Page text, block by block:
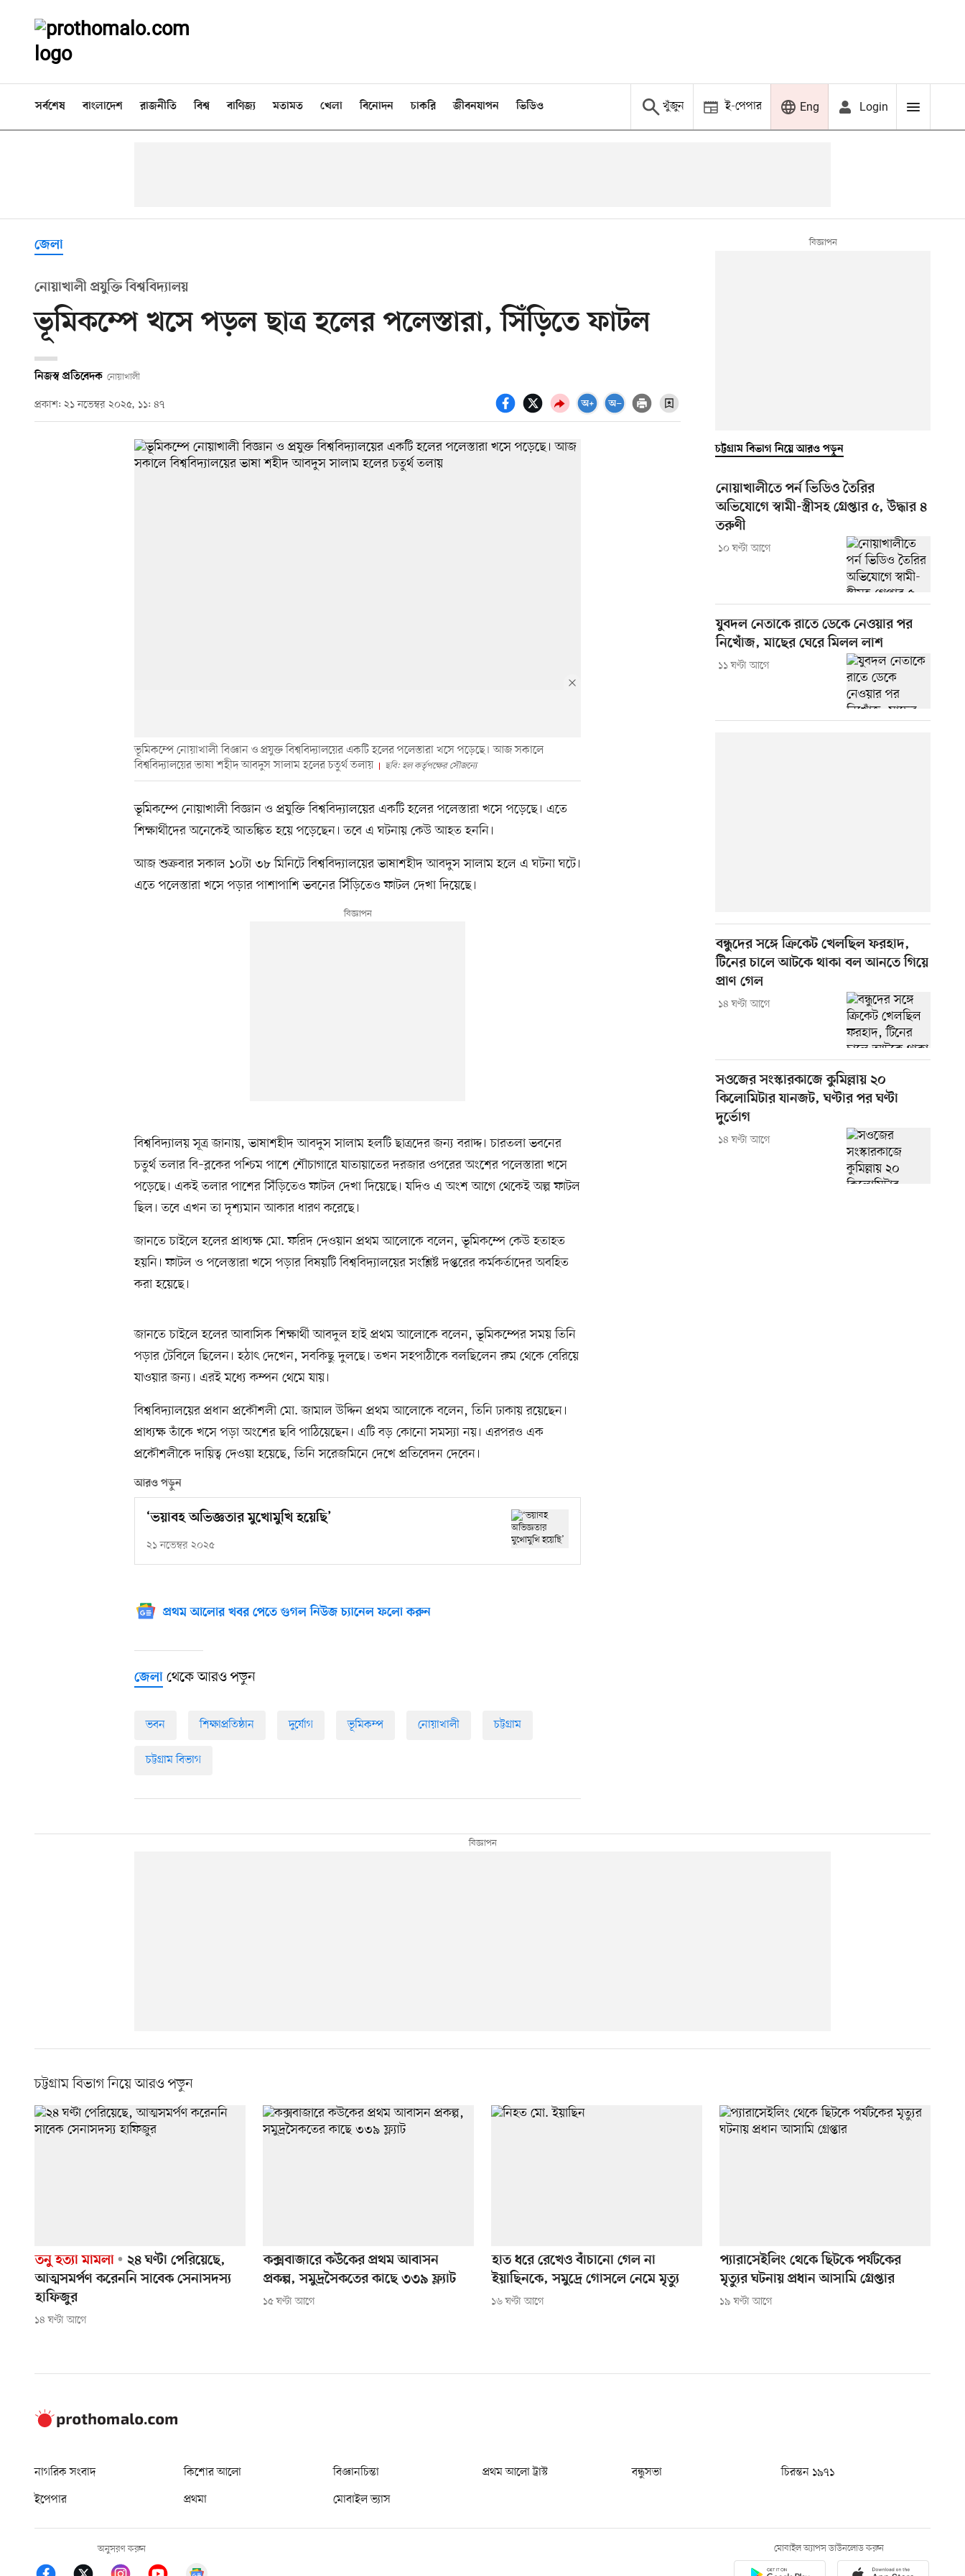
সর্বশেষ বাংলাদেশ রাজনীতি বিশ্ব বাণিজ্য মতামত খেলা বিনোদন চাকরি জীবনযাপন ভিডিও খুঁজুন ই-পেপার Eng Login
জেলা
নোয়াখালী প্রযুক্তি বিশ্ববিদ্যালয়
ভূমিকম্পে খসে পড়ল ছাত্র হলের পলেস্তারা, সিঁড়িতে ফাটল
নিজস্ব প্রতিবেদক নোয়াখালী
প্রকাশ: ২১ নভেম্বর ২০২৫, ১১: ৪৭
ভূমিকম্পে নোয়াখালী বিজ্ঞান ও প্রযুক্ত বিশ্ববিদ্যালয়ের একটি হলের পলেস্তারা খসে পড়েছে। আজ সকালে
বিশ্ববিদ্যালয়ের ভাষা শহীদ আবদুস সালাম হলের চতুর্থ তলায়
ছবি: হল কর্তৃপক্ষের সৌজন্যে
ভূমিকম্পে নোয়াখালী বিজ্ঞান ও প্রযুক্তি বিশ্ববিদ্যালয়ের একটি হলের পলেস্তারা খসে পড়েছে। এতে
শিক্ষার্থীদের অনেকেই আতঙ্কিত হয়ে পড়েছেন। তবে এ ঘটনায় কেউ আহত হননি।
আজ শুক্রবার সকাল ১০টা ৩৮ মিনিটে বিশ্ববিদ্যালয়ের ভাষাশহীদ আবদুস সালাম হলে এ ঘটনা ঘটে।
এতে পলেস্তারা খসে পড়ার পাশাপাশি ভবনের সিঁড়িতেও ফাটল দেখা দিয়েছে।
বিশ্ববিদ্যালয় সূত্র জানায়, ভাষাশহীদ আবদুস সালাম হলটি ছাত্রদের জন্য বরাদ্দ। চারতলা ভবনের
চতুর্থ তলার বি–ব্লকের পশ্চিম পাশে শৌচাগারে যাতায়াতের দরজার ওপরের অংশের পলেস্তারা খসে
পড়েছে। একই তলার পাশের সিঁড়িতেও ফাটল দেখা দিয়েছে। যদিও এ অংশ আগে থেকেই অল্প ফাটল
ছিল। তবে এখন তা দৃশ্যমান আকার ধারণ করেছে।
জানতে চাইলে হলের প্রাধ্যক্ষ মো. ফরিদ দেওয়ান প্রথম আলোকে বলেন, ভূমিকম্পে কেউ হতাহত
হয়নি। ফাটল ও পলেস্তারা খসে পড়ার বিষয়টি বিশ্ববিদ্যালয়ের সংশ্লিষ্ট দপ্তরের কর্মকর্তাদের অবহিত
করা হয়েছে।
জানতে চাইলে হলের আবাসিক শিক্ষার্থী আবদুল হাই প্রথম আলোকে বলেন, ভূমিকম্পের সময় তিনি
পড়ার টেবিলে ছিলেন। হঠাৎ দেখেন, সবকিছু দুলছে। তখন সহপাঠীকে বলছিলেন রুম থেকে বেরিয়ে
যাওয়ার জন্য। এরই মধ্যে কম্পন থেমে যায়।
বিশ্ববিদ্যালয়ের প্রধান প্রকৌশলী মো. জামাল উদ্দিন প্রথম আলোকে বলেন, তিনি ঢাকায় রয়েছেন।
প্রাধ্যক্ষ তাঁকে খসে পড়া অংশের ছবি পাঠিয়েছেন। এটি বড় কোনো সমস্যা নয়। এরপরও এক
প্রকৌশলীকে দায়িত্ব দেওয়া হয়েছে, তিনি সরেজমিনে দেখে প্রতিবেদন দেবেন।
আরও পড়ুন
‘ভয়াবহ অভিজ্ঞতার মুখোমুখি হয়েছি’
২১ নভেম্বর ২০২৫
প্রথম আলোর খবর পেতে গুগল নিউজ চ্যানেল ফলো করুন
জেলা থেকে আরও পড়ুন
ভবন শিক্ষাপ্রতিষ্ঠান দুর্যোগ ভূমিকম্প নোয়াখালী চট্টগ্রাম
চট্টগ্রাম বিভাগ
চট্টগ্রাম বিভাগ নিয়ে আরও পড়ুন
নোয়াখালীতে পর্ন ভিডিও তৈরির
অভিযোগে স্বামী-স্ত্রীসহ গ্রেপ্তার ৫, উদ্ধার ৪
তরুণী
১০ ঘণ্টা আগে
যুবদল নেতাকে রাতে ডেকে নেওয়ার পর
নিখোঁজ, মাছের ঘেরে মিলল লাশ
১১ ঘণ্টা আগে
বন্ধুদের সঙ্গে ক্রিকেট খেলছিল ফরহাদ,
টিনের চালে আটকে থাকা বল আনতে গিয়ে
প্রাণ গেল
১৪ ঘণ্টা আগে
সওজের সংস্কারকাজে কুমিল্লায় ২০
কিলোমিটার যানজট, ঘণ্টার পর ঘণ্টা
দুর্ভোগ
১৪ ঘণ্টা আগে
চট্টগ্রাম বিভাগ নিয়ে আরও পড়ুন
তনু হত্যা মামলা
২৪ ঘণ্টা পেরিয়েছে,
আত্মসমর্পণ করেননি সাবেক সেনাসদস্য
হাফিজুর
১৪ ঘণ্টা আগে
কক্সবাজারে কউকের প্রথম আবাসন
প্রকল্প, সমুদ্রসৈকতের কাছে ৩৩৯ ফ্ল্যাট
১৫ ঘণ্টা আগে
হাত ধরে রেখেও বাঁচানো গেল না
ইয়াছিনকে, সমুদ্রে গোসলে নেমে মৃত্যু
১৬ ঘণ্টা আগে
প্যারাসেইলিং থেকে ছিটকে পর্যটকের
মৃত্যুর ঘটনায় প্রধান আসামি গ্রেপ্তার
১৯ ঘণ্টা আগে
নাগরিক সংবাদ কিশোর আলো বিজ্ঞানচিন্তা প্রথম আলো ট্রাস্ট বন্ধুসভা
চিরন্তন ১৯৭১
ইপেপার
প্রথমা মোবাইল ভ্যাস
অনুসরণ করুন মোবাইল অ্যাপস ডাউনলোড করুন